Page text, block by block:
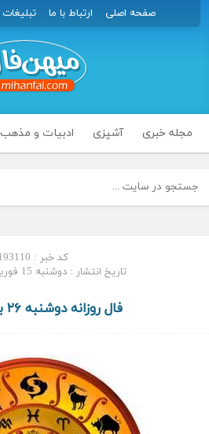
صفحه اصلی ارتباط با ما تبلیغات
مجله خبری آشپزی ادبیات و مذهب
کد خبر : 193110
تاریخ انتشار : دوشنبه 15 فوریه 2016 - 1:22
فال روزانه دوشنبه ۲۶ بهمن ۱۳۹۴